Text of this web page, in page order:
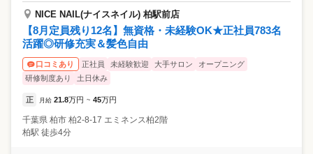
NICE NAIL(ナイスネイル) 柏駅前店
【8月定員残り12名】無資格・未経験OK★正社員783名
活躍◎研修充実＆髪色自由
口コミあり 正社員 未経験歓迎 大手サロン
オープニング
研修制度あり
土日休み
正 月給 21.8万円 ~ 45万円
千葉県 柏市 柏2-8-17 エミネンス柏2階
柏駅 徒歩4分